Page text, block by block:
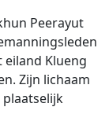
Peerayut
eiland Klueng
Zijn lichaam